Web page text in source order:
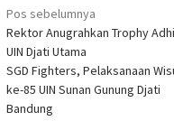
Navigasi
pos
Pos sebelumnya
Rektor Anugrahkan Trophy Adhi
UIN Djati Utama
SGD Fighters, Pelaksanaan
ke-85 UIN Sunan Gunung Djati
Bandung